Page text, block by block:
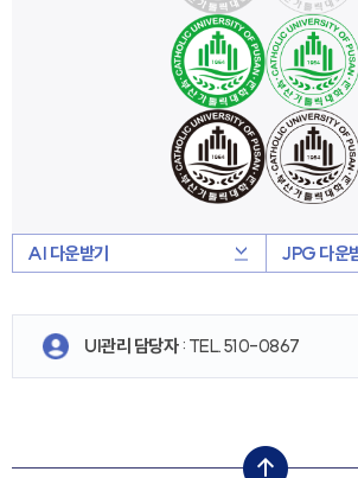
AI 다운받기 JPG 다운
UI관리 담당자: TEL.510-0867
top